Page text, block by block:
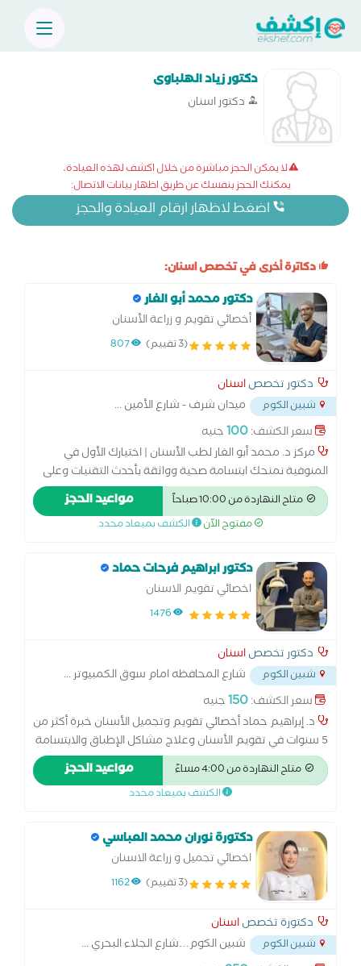
دكتور زياد الهلباوى
دكتور اسنان
لا يمكن الحجز مباشرة من خلال اكشف لهذه العيادة،
يمكنك الحجز بنفسك عن طريق اظهار بيانات الاتصال:
اضغط لاظهار ارقام العيادة والحجز
دكاترة أخرى في تخصص اسنان:
دكتور محمد أبو الغار
أخصائي تقويم و زراعة الأسنان
(3 تقييم) 807
دكتور تخصصاسنان
شبين الكوم ميدان شرف - شارع الأمين...
سعر الكشف:100جنيه
مركز د. محمد أبو الغار لطب الأسنان | اختيارك الأول في
المنوفية نمنحك ابتسامة صحية وواثقة بأحدث التقنيات وعلى
أيدي نخبة من الأطباء، مع تشخيص دقيق واهتمام براحة كل
مريض. زراعة الأسنان | تقويم | تجميل | علاج العصب | التركيبات
| طب أسنان الأطفال
متاح النهاردة من 10:00 صباحاً مواعيد الحجز
مفتوح الآن الكشف بميعاد محدد
دكتور ابراهيم فرحات حماد
اخصائي تقويم الاسنان
1476
دكتور تخصصاسنان
شبين الكوم شارع المحافظه امام سوق الكمبيوتر...
سعر الكشف:150جنيه
د. إبراهيم حماد أخصائي تقويم وتجميل الأسنان خبرة أكثر من
5 سنوات في تقويم الأسنان وعلاج مشاكل الإطباق والابتسامة
التجميلية، مع الاهتمام بتقديم تجربة علاج مريحة ونتائج دقيقة
تناسب كل حالة. الزماله البريطانيه لتقويم الاسنان البورد
الالمانى فى زراعه الاسنان متخصص فى تجميل الاسنان
الاطفال و تعديل مشاكل العضم فى بدايه النمو
متاح النهاردة من 4:00 مساءً مواعيد الحجز
الكشف بميعاد محدد
دكتورة نوران محمد العباسي
اخصائي تجميل و زراعة الاسنان
(3 تقييم) 1162
دكتورة تخصصاسنان
شبين الكوم شبين الكوم…شارع الجلاء البحري...